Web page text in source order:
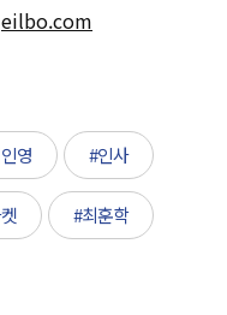
영 #인사
#최훈학